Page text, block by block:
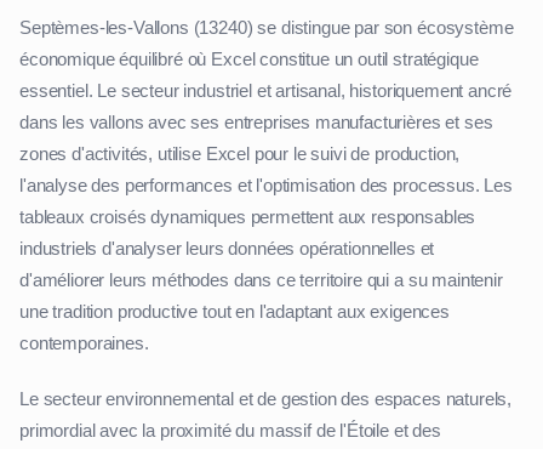
Septèmes-les-Vallons (13240) se distingue par son écosystème
économique équilibré où Excel constitue un outil stratégique
essentiel. Le secteur industriel et artisanal, historiquement ancré
dans les vallons avec ses entreprises manufacturières et ses
zones d'activités, utilise Excel pour le suivi de production,
l'analyse des performances et l'optimisation des processus. Les
tableaux croisés dynamiques permettent aux responsables
industriels d'analyser leurs données opérationnelles et
d'améliorer leurs méthodes dans ce territoire qui a su maintenir
une tradition productive tout en l'adaptant aux exigences
contemporaines.
Le secteur environnemental et de gestion des espaces naturels,
primordial avec la proximité du massif de l'Étoile et des